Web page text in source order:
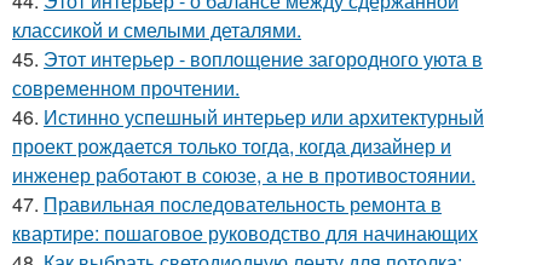
классикой и смелыми деталями.
45. Этот интерьер - воплощение загородного уюта в
современном прочтении.
46. Истинно успешный интерьер или архитектурный
проект рождается только тогда, когда дизайнер и
инженер работают в союзе, а не в противостоянии.
47. Правильная последовательность ремонта в
квартире: пошаговое руководство для начинающих